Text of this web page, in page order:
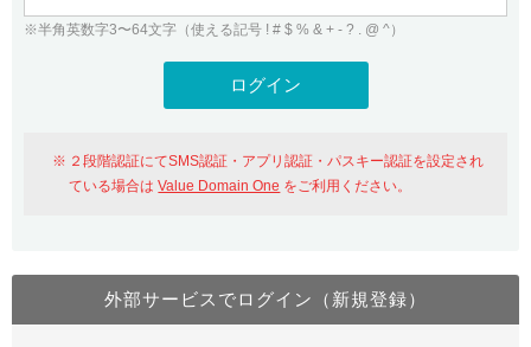
WHOIS検索
Value Domainにログイン
おすすめ One レンタルサーバーを含む最新の機能を使う方
Value Domain Oneにログイン
※半角英数字3〜64文字（使える記号 ! # $ % & + - ? . @ ^）
２段階認証にてSMS認証・アプリ認証・パスキー認証を設定され
ている場合はValue Domain One をご利用ください。
外部サービスでログイン（新規登録）